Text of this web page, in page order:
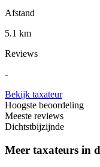
Afstand
5.1 km
Reviews
-
Bekijk taxateur
Hoogste beoordeling
Meeste reviews
Dichtstbijzijnde
Meer taxateurs in